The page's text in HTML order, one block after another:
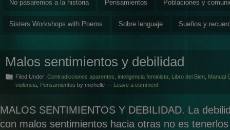
No pasaremos a la historia Pensamientos Poblaciones y
Sisters Workshops with Poems Sobre lenguaje Sueños y
Malos sentimientos y debilidad
Filed Under: Contradicciones aparentes inteligencia feminista Libro del Bien Manual
violencia Pensamientos by michelle — Leave a comment
MALOS SENTIMIENTOS Y DEBILIDAD. La
con malos sentimientos hacia otras no es